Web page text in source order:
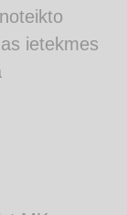
ietekmes